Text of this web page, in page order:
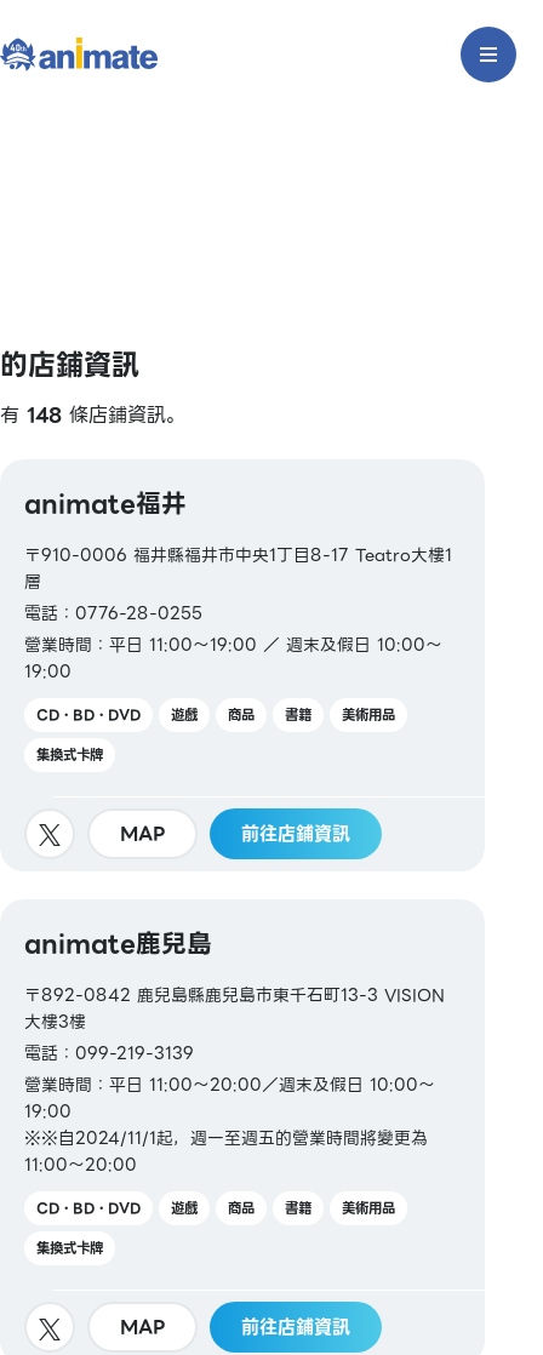
的店鋪資訊
有 148 條店鋪資訊。
animate福井
〒910-0006 福井縣福井市中央1丁目8-17 Teatro大樓1
層
電話：0776-28-0255
營業時間：平日 11:00～19:00 ／ 週末及假日 10:00～
19:00
CD・BD・DVD 遊戲 商品 書籍
美術用品
集換式卡牌
MAP 前往店鋪資訊
animate鹿兒島
〒892-0842 鹿兒島縣鹿兒島市東千石町13-3 VISION
大樓3樓
電話：099-219-3139
營業時間：平日 11:00～20:00／週末及假日 10:00～
19:00
※※自2024/11/1起，週一至週五的營業時間將變更為
11:00～20:00
CD・BD・DVD 遊戲 商品 書籍
美術用品
集換式卡牌
MAP 前往店鋪資訊